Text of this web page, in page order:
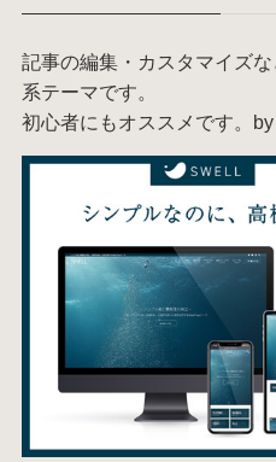
記事の編集・カスタマイズ
系テーマです。
初心者にもオススメです。